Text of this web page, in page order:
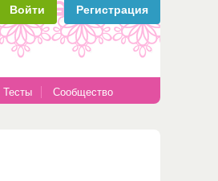
Войти Регистрация
Тесты Сообщество